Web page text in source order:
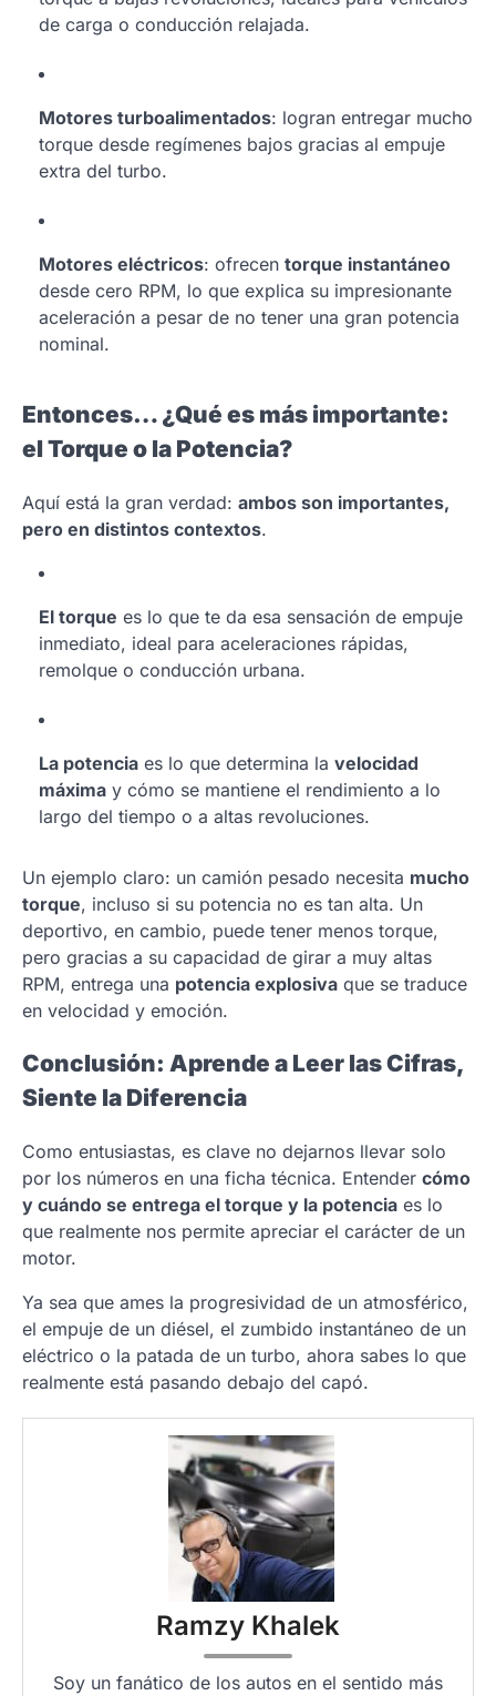
de carga o conducción relajada.
Motores turboalimentados: logran entregar mucho
torque desde regímenes bajos gracias al empuje
extra del turbo.
Motores eléctricos: ofrecen torque instantáneo
desde cero RPM, lo que explica su impresionante
aceleración a pesar de no tener una gran potencia
nominal.
Entonces… ¿Qué es más importante:
el Torque o la Potencia?
Aquí está la gran verdad: ambos son importantes,
pero en distintos contextos.
El torque es lo que te da esa sensación de empuje
inmediato, ideal para aceleraciones rápidas,
remolque o conducción urbana.
La potencia es lo que determina la velocidad
máxima y cómo se mantiene el rendimiento a lo
largo del tiempo o a altas revoluciones.
Un ejemplo claro: un camión pesado necesita mucho
torque, incluso si su potencia no es tan alta. Un
deportivo, en cambio, puede tener menos torque,
pero gracias a su capacidad de girar a muy altas
RPM, entrega una potencia explosiva que se traduce
en velocidad y emoción.
Conclusión: Aprende a Leer las Cifras,
Siente la Diferencia
Como entusiastas, es clave no dejarnos llevar solo
por los números en una ficha técnica. Entender cómo
y cuándo se entrega el torque y la potencia es lo
que realmente nos permite apreciar el carácter de un
motor.
Ya sea que ames la progresividad de un atmosférico,
el empuje de un diésel, el zumbido instantáneo de un
eléctrico o la patada de un turbo, ahora sabes lo que
realmente está pasando debajo del capó.
Ramzy Khalek
Soy un fanático de los autos en el sentido más